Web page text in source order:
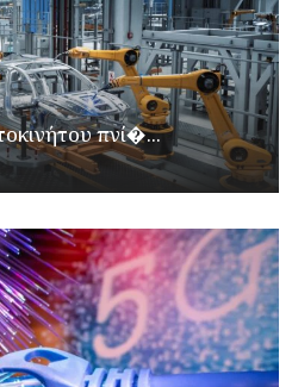
πνί�...